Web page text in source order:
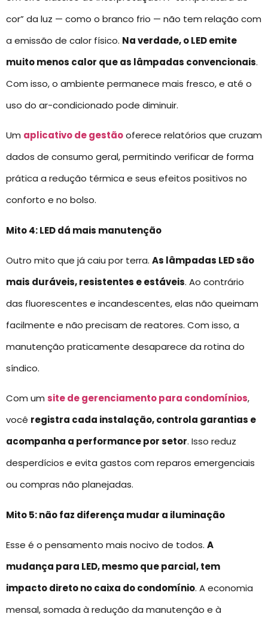
cor” da luz — como o branco frio — não tem relação com
a emissão de calor físico. Na verdade, o LED emite
muito menos calor que as lâmpadas convencionais.
Com isso, o ambiente permanece mais fresco, e até o
uso do ar-condicionado pode diminuir.
Um aplicativo de gestãooferece relatórios que cruzam
dados de consumo geral, permitindo verificar de forma
prática a redução térmica e seus efeitos positivos no
conforto e no bolso.
Mito 4: LED dá mais manutenção
Outro mito que já caiu por terra. As lâmpadas LED são
mais duráveis, resistentes e estáveis. Ao contrário
das fluorescentes e incandescentes, elas não queimam
facilmente e não precisam de reatores. Com isso, a
manutenção praticamente desaparece da rotina do
síndico.
Com um site de gerenciamento para condomínios,
você registra cada instalação, controla garantias e
acompanha a performance por setor. Isso reduz
desperdícios e evita gastos com reparos emergenciais
ou compras não planejadas.
Mito 5: não faz diferença mudar a iluminação
Esse é o pensamento mais nocivo de todos. A
mudança para LED, mesmo que parcial, tem
impacto direto no caixa do condomínio. A economia
mensal, somada à redução da manutenção e à